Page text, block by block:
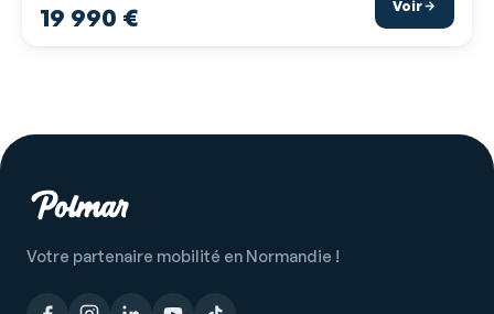
Vitres arrière électriques
Vitres avant électriques
Volant réglable en profondeur et hauteur
19 990 € Voir
Votre partenaire mobilité en Normandie !